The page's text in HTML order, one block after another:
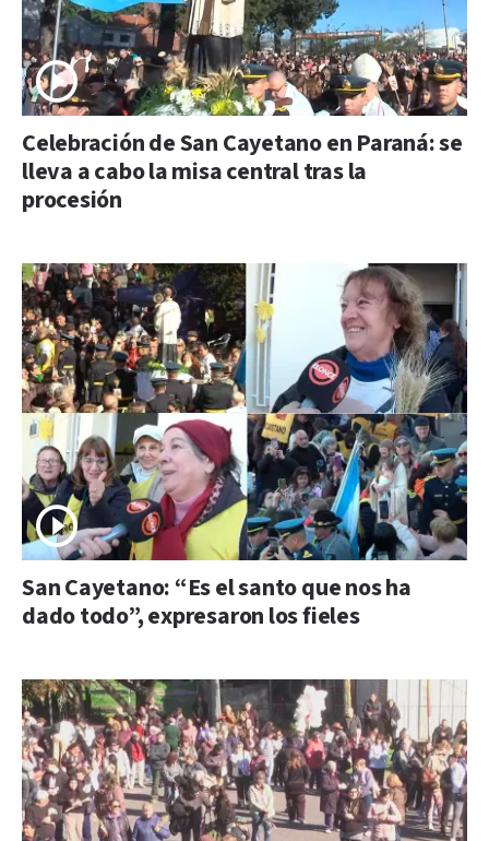
Celebración de San Cayetano en Paraná: se
lleva a cabo la misa central tras la
procesión
San Cayetano: “Es el santo que nos ha
dado todo”, expresaron los fieles